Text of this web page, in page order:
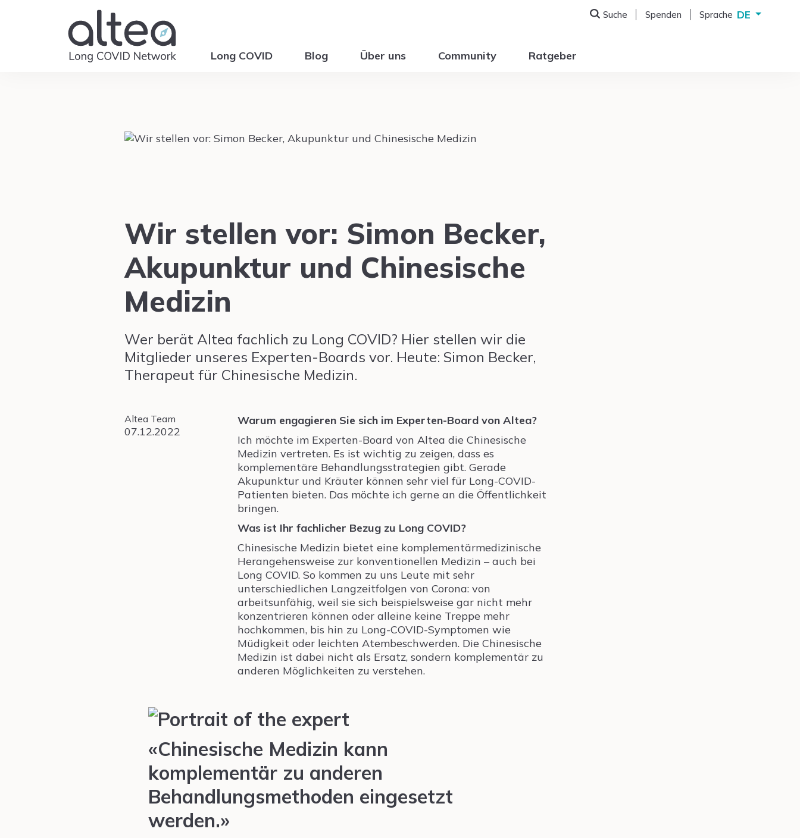
Long COVID Blog Über uns Community Ratgeber
Suche Spenden Sprache DE
Wir stellen vor: Simon Becker,
Akupunktur und Chinesische
Medizin
Wer berät Altea fachlich zu Long COVID? Hier stellen wir die
Mitglieder unseres Experten-Boards vor. Heute: Simon Becker,
Therapeut für Chinesische Medizin.
Altea Team
07.12.2022
Warum engagieren Sie sich im Experten-Board von Altea?
Ich möchte im Experten-Board von Altea die Chinesische
Medizin vertreten. Es ist wichtig zu zeigen, dass es
komplementäre Behandlungsstrategien gibt. Gerade
Akupunktur und Kräuter können sehr viel für Long-COVID-
Patienten bieten. Das möchte ich gerne an die Öffentlichkeit
bringen.
Was ist Ihr fachlicher Bezug zu Long COVID?
Chinesische Medizin bietet eine komplementärmedizinische
Herangehensweise zur konventionellen Medizin – auch bei
Long COVID. So kommen zu uns Leute mit sehr
unterschiedlichen Langzeitfolgen von Corona: von
arbeitsunfähig, weil sie sich beispielsweise gar nicht mehr
konzentrieren können oder alleine keine Treppe mehr
hochkommen, bis hin zu Long-COVID-Symptomen wie
Müdigkeit oder leichten Atembeschwerden. Die Chinesische
Medizin ist dabei nicht als Ersatz, sondern komplementär zu
anderen Möglichkeiten zu verstehen.
«Chinesische Medizin kann
komplementär zu anderen
Behandlungsmethoden eingesetzt
werden.»